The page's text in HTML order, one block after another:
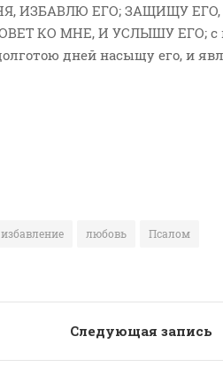
ИЗБАВЛЮ ЕГО; ЗАЩИЩУ ЕГО,
КО МНЕ, И УСЛЫШУ ЕГО; с
дней насыщу его, и
избавление любовь Псалом
Следующая запись